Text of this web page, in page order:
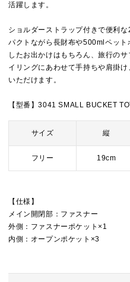
活躍します。
ショルダーストラップ付きで便利
パクトながら長財布や500mlペット
したお出かけはもちろん、旅行の
イリングにあわせて手持ちや肩掛
いただけます。
【型番】3041 SMALL BUCKET
サイズ 縦
フリー 19cm
【仕様】
メイン開閉部：ファスナー
外側：ファスナーポケット×1
内側：オープンポケット×3